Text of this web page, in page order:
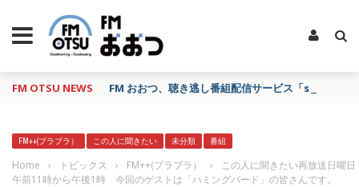
FM OTSU NEWS FM おおつ、聴き逃し番組配信サービス「shelfs」
FM++(プラプラ） この人に聞きたい 未分類 番組
Home › トピックス › FM++(プラプラ） ›
この人に聞きたい再放送日曜日
午前11時から午後1時 今回のゲストは「ハミングバード」の皆さんです。